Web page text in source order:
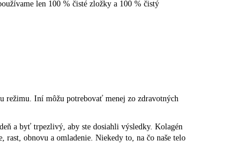
len 100 % čisté zložky a 100 % čistý
režimu. Iní môžu potrebovať menej zo zdravotných
a byť trpezlivý, aby ste dosiahli výsledky. Kolagén
obnovu a omladenie. Niekedy to, na čo naše telo